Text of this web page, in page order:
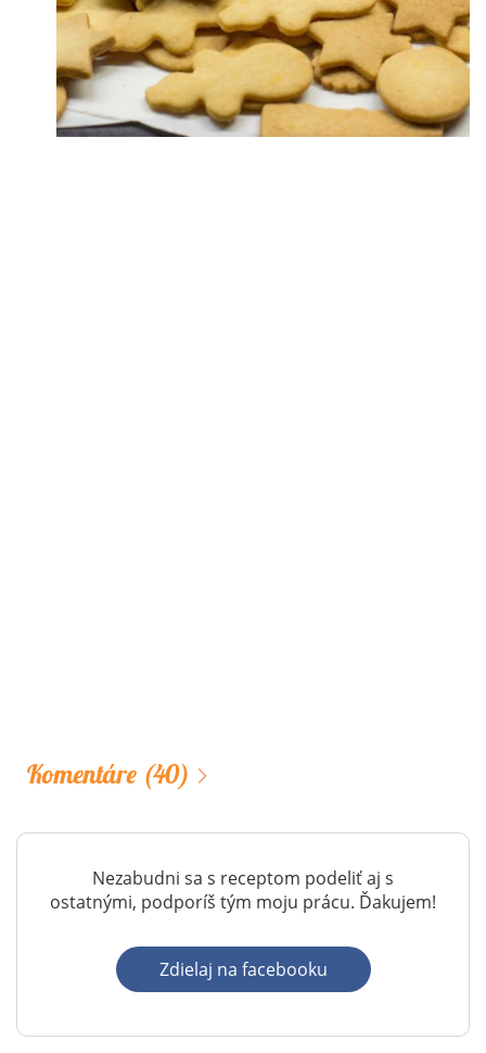
Komentáre (40)
Nezabudni sa s receptom podeliť aj s
ostatnými, podporíš tým moju prácu. Ďakujem!
Zdielaj na facebooku